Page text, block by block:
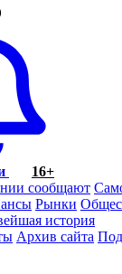
16+
сообщают
Рынки
история
Архив сайта